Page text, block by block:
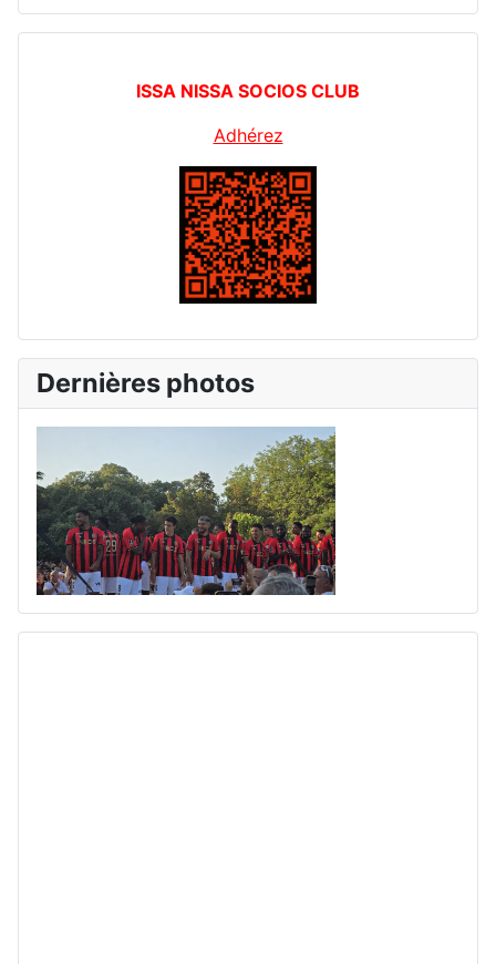
ISSA NISSA SOCIOS CLUB
Adhérez
Dernières photos